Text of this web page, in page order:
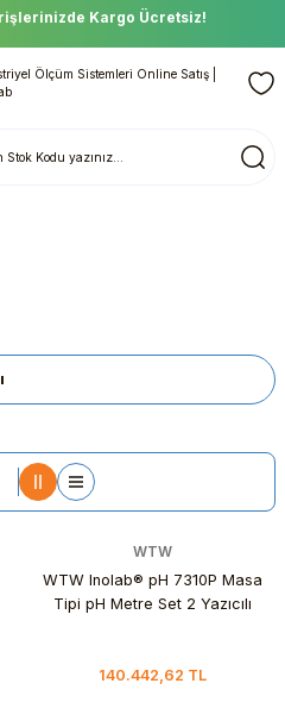
Kargo Ücretsiz!
WTW
WTW Inolab® pH 7310P Masa
Tipi pH Metre Set 2 Yazıcılı
140.442,62 TL